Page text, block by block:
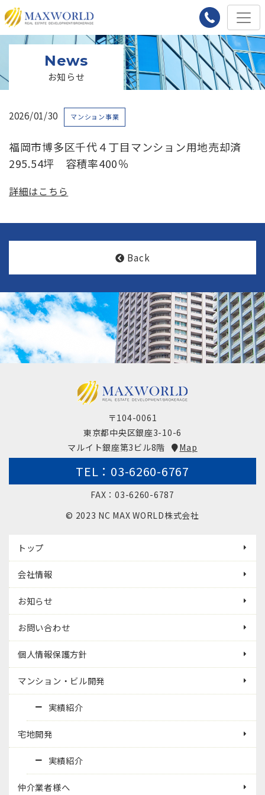
News
お知らせ
2026/01/30 マンション事業
福岡市博多区千代４丁目マンション用地売却済
295.54坪 容積率400％
詳細はこちら
Back
〒104-0061
東京都中央区銀座3-10-6
マルイト銀座第3ビル8階
Map
TEL：03-6260-6767
FAX：03-6260-6787
© 2023 NC MAX WORLD株式会社
トップ
会社情報
お知らせ
お問い合わせ
個人情報保護方針
マンション・ビル開発
実績紹介
宅地開発
実績紹介
仲介業者様へ